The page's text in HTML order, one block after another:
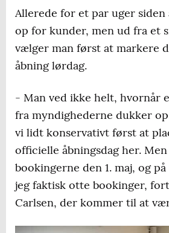
Allerede for et par uger
op for kunder, men ud fra et
vælger man først at markere
åbning lørdag.
- Man ved ikke helt, hvornår
fra myndighederne dukker
vi lidt konservativt først at
officielle åbningsdag her.
bookingerne den 1. maj, og
jeg faktisk otte bookinger,
Carlsen, der kommer til at